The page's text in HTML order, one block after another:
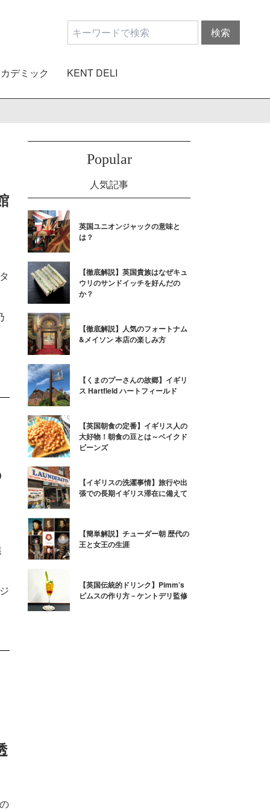
デミック KENT DELI
Popular
人気記事
英国ユニオンジャックの意味と
は？
【徹底解説】英国貴族はなぜキュ
ウリのサンドイッチを好んだの
か？
【徹底解説】人気のフォートナム
&メイソン 本店の楽しみ方
【くまのプーさんの故郷】イギリ
ス Hartfield ハートフィールド
【英国朝食の定番】イギリス人の
大好物！朝食の豆とは～ベイクド
ビーンズ
【イギリスの洗濯事情】旅行や出
張での長期イギリス滞在に備えて
【簡単解説】チューダー朝 歴代の
王と女王の生涯
【英国伝統的ドリンク】Pimm’s
ピムスの作り方－ケントデリ監修